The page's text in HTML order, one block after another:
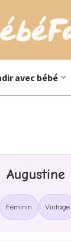
avec bébé
Augustine
Féminin Vintage